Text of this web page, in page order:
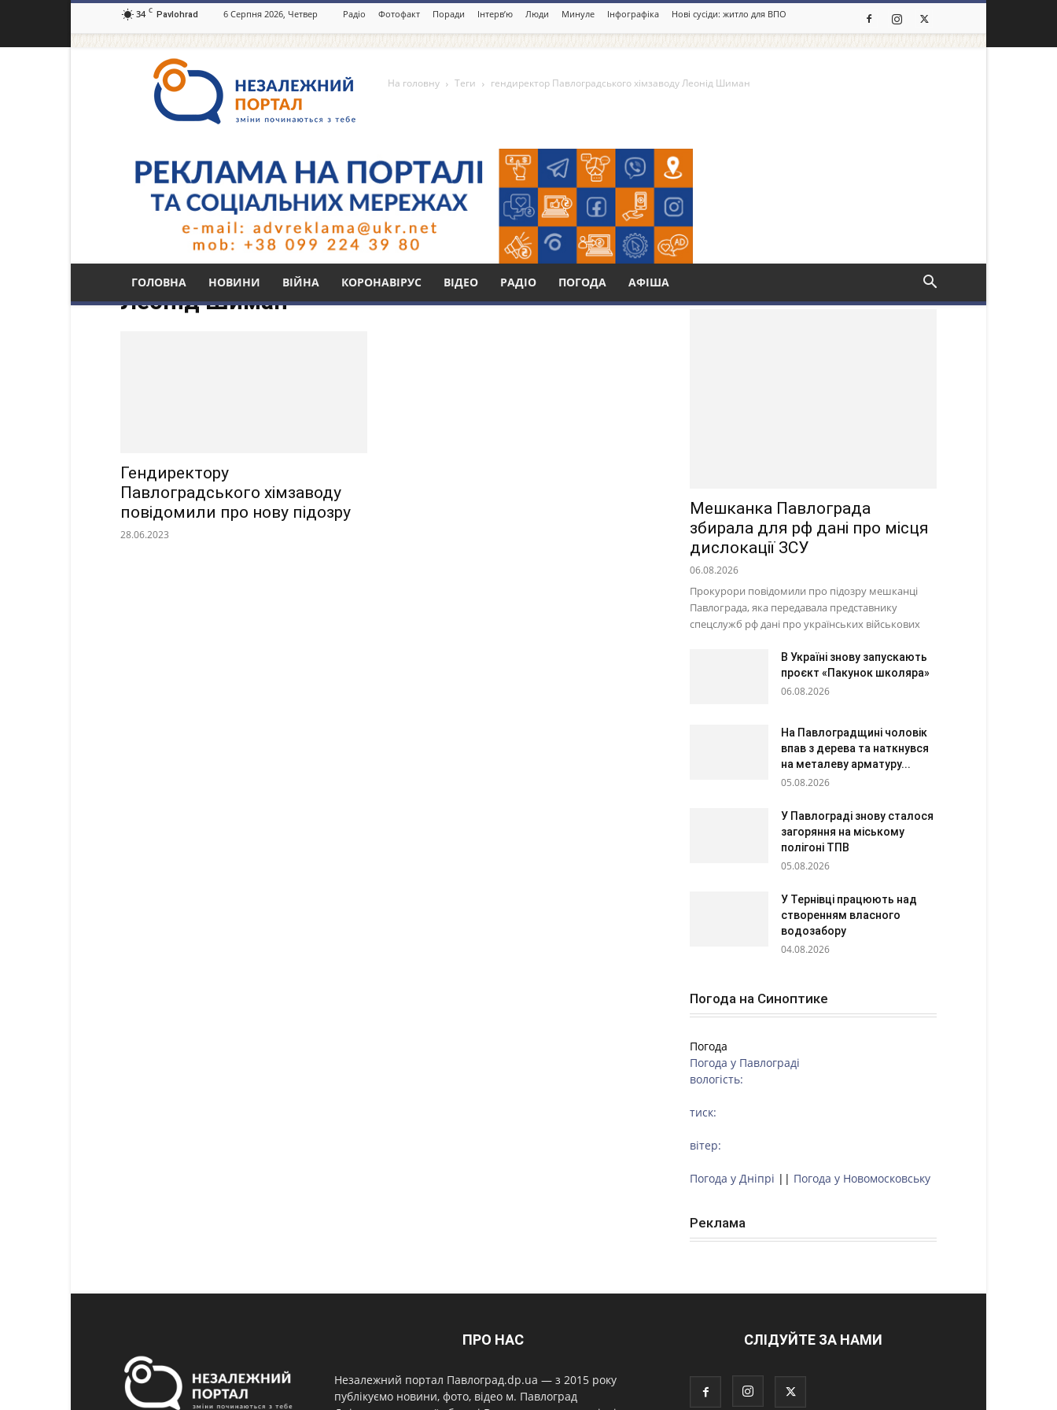
34 C Pavlohrad 6 Серпня 2026, Четвер Радіо Фотофакт Поради Інтерв’ю Люди Минуле Інфографіка Нові сусіди: житло для ВПО
портал
Павлоград.dp.ua
ГОЛОВНА НОВИНИ ВІЙНА КОРОНАВІРУС ВІДЕО РАДІО ПОГОДА АФІША
На головну Теги гендиректор Павлоградського хімзаводу Леонід Шиман
Тег: гендиректор Павлоградського хімзаводу
Леонід Шиман
Гендиректору
Павлоградського хімзаводу
повідомили про нову підозру
28.06.2023
Мешканка Павлограда
збирала для рф дані про місця
дислокації ЗСУ
06.08.2026
Прокурори повідомили про підозру мешканці
Павлограда, яка передавала представнику
спецслужб рф дані про українських військових
В Україні знову запускають
проєкт «Пакунок школяра»
06.08.2026
На Павлоградщині чоловік
впав з дерева та наткнувся
на металеву арматуру...
05.08.2026
У Павлограді знову сталося
загоряння на міському
полігоні ТПВ
05.08.2026
У Тернівці працюють над
створенням власного
водозабору
04.08.2026
Погода на Синоптике
Погода
Погода у Павлограді
вологість:
тиск:
вітер:
Погода у Дніпрі || Погода у Новомосковську
Реклама
ПРО НАС
Незалежний портал Павлоград.dp.ua — з 2015 року
публікуємо новини, фото, відео м. Павлоград
СЛІДУЙТЕ ЗА НАМИ